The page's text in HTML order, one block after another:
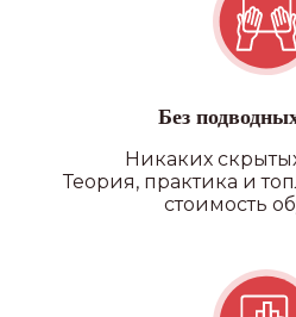
Без
Никаких
Теория, практика и
стоимость